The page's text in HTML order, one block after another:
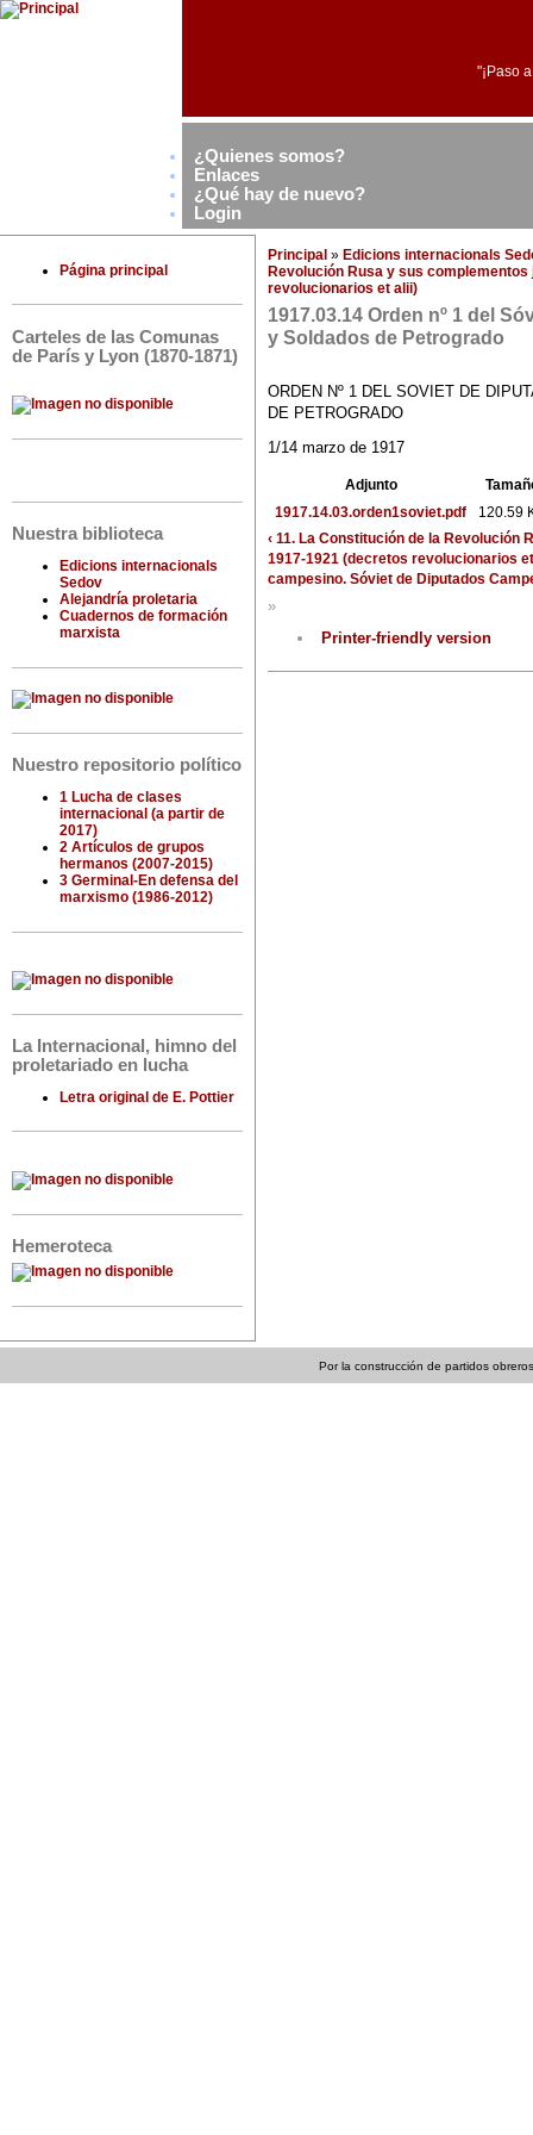
"¡Paso
¿Quienes somos?
Enlaces
¿Qué hay de nuevo?
Login
Página principal
Carteles de las Comunas
de París y Lyon (1870-1871)
Nuestra biblioteca
Edicions internacionals
Sedov
Alejandría proletaria
Cuadernos de formación
marxista
Nuestro repositorio político
1 Lucha de clases
internacional (a partir de
2017)
2 Artículos de grupos
hermanos (2007-2015)
3 Germinal-En defensa del
marxismo (1986-2012)
La Internacional, himno del
proletariado en lucha
Letra original de E. Pottier
Hemeroteca
Principal » Edicions internacionals
Revolución Rusa y sus
revolucionarios et alii)
1917.03.14 Orden nº 1 del
y Soldados de Petrogrado
ORDEN Nº 1 DEL SOVIET DE
DE PETROGRADO
1/14 marzo de 1917
Adjunto
1917.14.03.orden1soviet.pdf
120.59
‹ 11. La Constitución de la
1917-1921 (decretos revolucionarios
campesino. Sóviet de Diputados
»
Printer-friendly version
Por la construcción de partidos